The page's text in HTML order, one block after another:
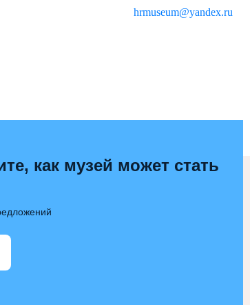
hrmuseum@yandex.ru
как музей может стать